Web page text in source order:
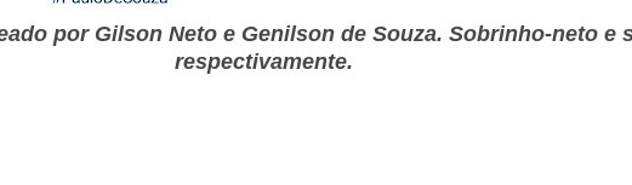
por Gilson Neto e Genilson de Souza. Sobrinho-neto e
respectivamente.